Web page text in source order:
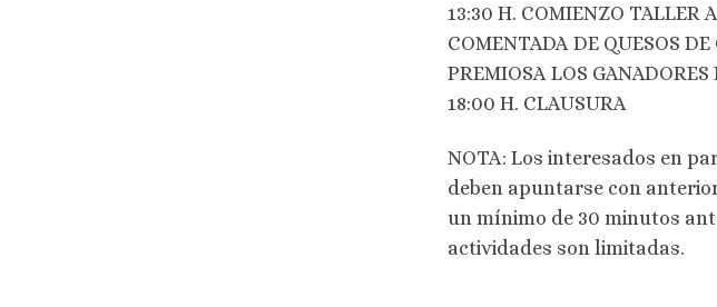
13:30 H. COMIENZO TALLER
COMENTADA DE QUESOS
PREMIOSA LOS
18:00 H. CLAUSURA
NOTA: Los interesados en
deben apuntarse con
un mínimo de 30 minutos
actividades son limitadas.